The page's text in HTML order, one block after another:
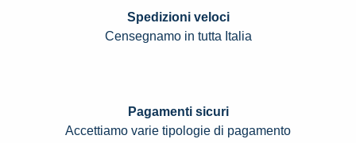
Spedizioni veloci
Censegnamo in tutta Italia
Pagamenti sicuri
Accettiamo varie tipologie di pagamento